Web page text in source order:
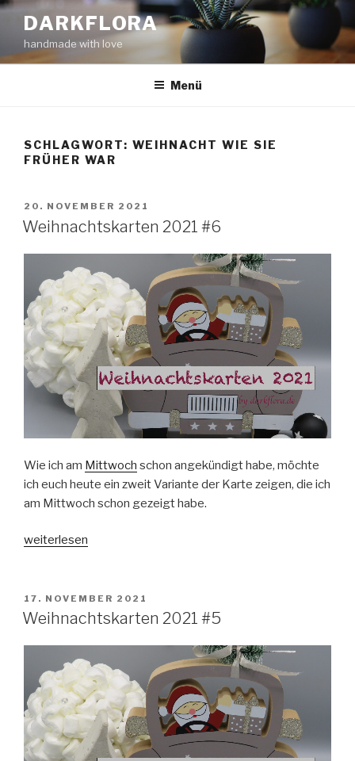
Zum
Inhalt
springen
DARKFLORA
handmade with love
Menü
SCHLAGWORT: WEIHNACHT WIE SIE
FRÜHER WAR
VERÖFFENTLICHT
AM
20. NOVEMBER 2021
Weihnachtskarten 2021 #6
Wie ich am Mittwoch schon angekündigt habe, möchte
ich euch heute ein zweit Variante der Karte zeigen, die ich
am Mittwoch schon gezeigt habe.
„Weihnachtskarten
weiterlesen
VERÖFFENTLICHT
AM
17. NOVEMBER 2021
Weihnachtskarten 2021 #5